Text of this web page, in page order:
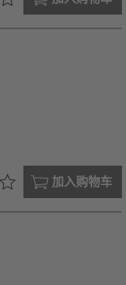
加入购物车
已在您的